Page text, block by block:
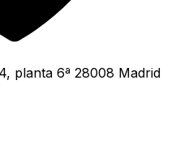
planta 6ª 28008 Madrid